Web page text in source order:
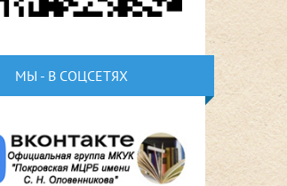
МЫ - В СОЦСЕТЯХ